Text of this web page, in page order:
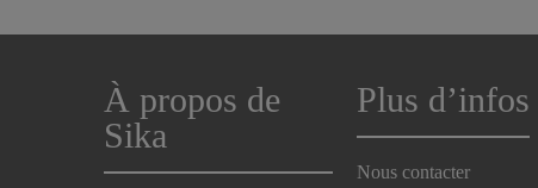
À propos de
Sika
Plus d’infos
Nous contacter